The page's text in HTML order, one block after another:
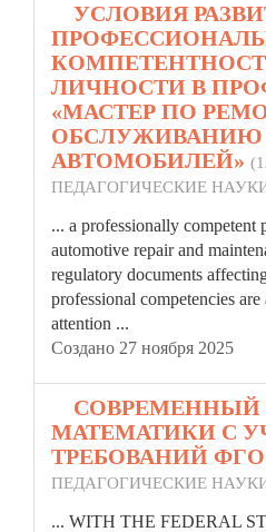
УСЛОВИЯ
ЛИЧНОСТИ В
«МАСТЕР ПО
ОБСЛУЖИВАНИЮ
АВТОМОБИЛЕЙ»
ПЕДАГОГИЧЕСКИЕ
... a professionally competent
automotive repair and
regulatory documents
professional competencies
attention ...
Создано 27 ноября 2025
СОВРЕМЕННЫЙ
МАТЕМАТИКИ С
ТРЕБОВАНИЙ
ПЕДАГОГИЧЕСКИЕ
... WITH THE FEDERAL